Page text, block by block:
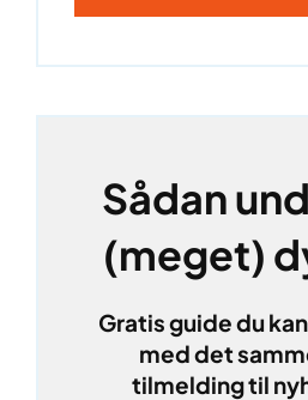
Sådan
(meget)
Gratis guide du
med det
tilmelding til